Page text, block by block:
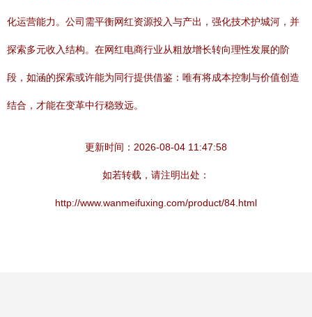
化运营能力。公司需平衡网红资源投入与产出，强化技术护城河，并
探索多元收入结构。在网红电商行业从粗放增长转向理性发展的阶
段，如涵的探索或许能为同行提供借鉴：唯有将成本控制与价值创造
结合，才能在变革中行稳致远。
更新时间：2026-08-04 11:47:58
如若转载，请注明出处：
http://www.wanmeifuxing.com/product/84.html